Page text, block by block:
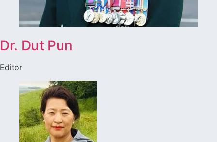
Dr. Dut Pun
Editor